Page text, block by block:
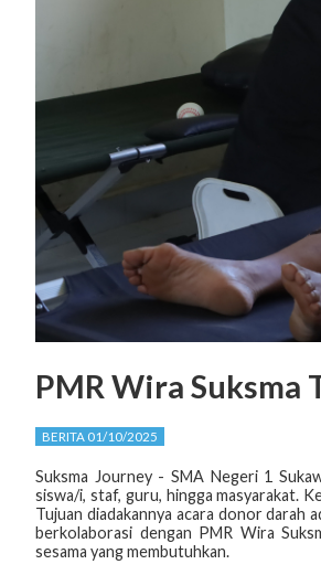
PMR Wira Suksma
BERITA 01/10/2025
Suksma Journey - SMA Negeri 1
siswa/i, staf, guru, hingga masyarakat.
Tujuan diadakannya acara donor darah
berkolaborasi dengan PMR Wira
sesama yang membutuhkan.